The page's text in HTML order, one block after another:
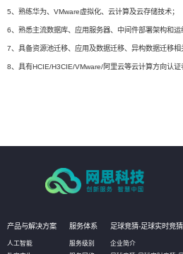
5、熟练华为、VMware虚拟化、云计算及云存储技术；
6、熟悉主流数据库、应用服务器、中间件部署架构和运
7、具备资源池迁移、应用及数据迁移、异构数据迁移相
8、具有HCIE/H3CIE/VMware/阿里云等云计算方向认证
产品与解决方案
人工智能
服务体系
服务级别
足球竞猜-足球实时竞
企业简介